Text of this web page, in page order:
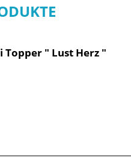
Topper " Lust Herz "